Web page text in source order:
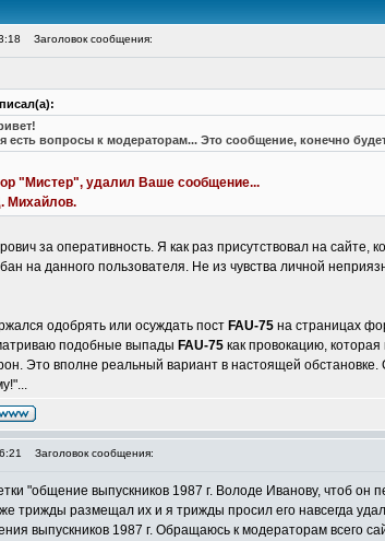
Заголовок сообщения:
есть вопросы к модераторам... Это сообщение, конечно
"Мистер", удалил Ваше сообщение...
Михайлов.
за оперативность. Я как раз присутствовал на сайте,
на данного пользователя. Не из чувства личной
одобрять или осуждать пост FAU-75 на страницах
подобные выпады FAU-75 как провокацию,
Это вполне реальный вариант в настоящей
Заголовок сообщения:
"общение выпускников 1987 г. Володе Иванову, чтоб
трижды размещал их и я трижды просил его навсегда
выпускников 1987 г. Обращаюсь к модераторам всего